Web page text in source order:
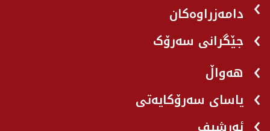
دامەزراوەکان
جێگرانی سه‌رۆک
هه‌واڵ
یاسای سەرۆکایەتی